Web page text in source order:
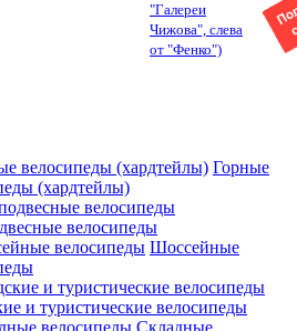
"Галереи
Чижова", слева
от "Фенко")
Горные
(хардтейлы)
велосипеды
Шоссейные
и туристические велосипеды
Складные